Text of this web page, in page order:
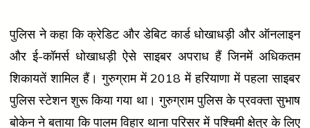
पुलिस ने कहा कि क्रेडिट और डेबिट कार्ड धोखाधड़ी और ऑनलाइन
और ई-कॉमर्स धोखाधड़ी ऐसे साइबर अपराध हैं जिनमें अधिकतम
शिकायतें शामिल हैं। गुरुग्राम में 2018 में हरियाणा में पहला साइबर
पुलिस स्टेशन शुरू किया गया था। गुरुग्राम पुलिस के प्रवक्ता सुभाष
बोकेन ने बताया कि पालम विहार थाना परिसर में पश्चिमी क्षेत्र के लिए